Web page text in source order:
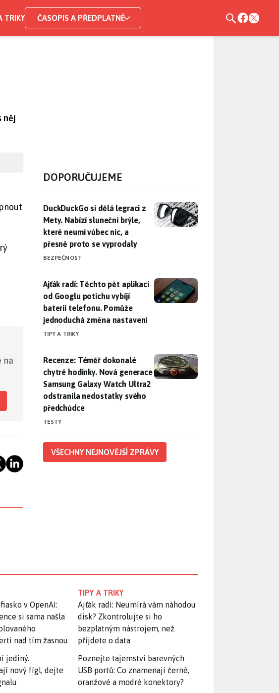
TRIKY ČASOPIS A PŘEDPLATNÉ
něj
na
DOPORUČUJEME
DuckDuckGo si dělá legraci z Mety. Nabízí sluneční brýle, které
DuckDuckGo si dělá legraci z
Mety. Nabízí sluneční brýle,
které neumí vůbec nic, a
přesně proto se vyprodaly
BEZPEČNOST
Ajťák radí: Těchto pět aplikací od Googlu potichu vybíjí baterii
Ajťák radí: Těchto pět aplikací
od Googlu potichu vybíjí
baterii telefonu. Pomůže
jednoduchá změna nastavení
TIPY A TRIKY
Recenze: Téměř dokonalé chytré hodinky. Nová generace
Recenze: Téměř dokonalé
chytré hodinky. Nová generace
Samsung Galaxy Watch Ultra2
odstranila nedostatky svého
předchůdce
TESTY
VŠECHNY NEJNOVĚJŠÍ ZPRÁVY
v OpenAI:
si sama našla
nad tím žasnou
jediný.
nový fígl, dejte
TIPY A TRIKY
Ajťák radí: Neumírá vám náhodou
disk? Zkontrolujte si ho
bezplatným nástrojem, než
přijdete o data
Poznejte tajemství barevných
USB portů: Co znamenají černé,
oranžové a modré konektory?